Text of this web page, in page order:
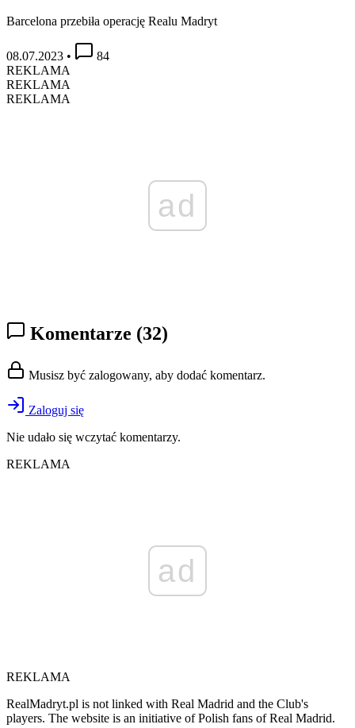
Barcelona przebiła operację Realu Madryt
08.07.2023 •
84
REKLAMA
REKLAMA
REKLAMA
ad
Komentarze (32)
Musisz być zalogowany, aby dodać komentarz.
Zaloguj się
Nie udało się wczytać komentarzy.
REKLAMA
ad
REKLAMA
RealMadryt.pl is not linked with Real Madrid and the Club's
players. The website is an initiative of Polish fans of Real Madrid.